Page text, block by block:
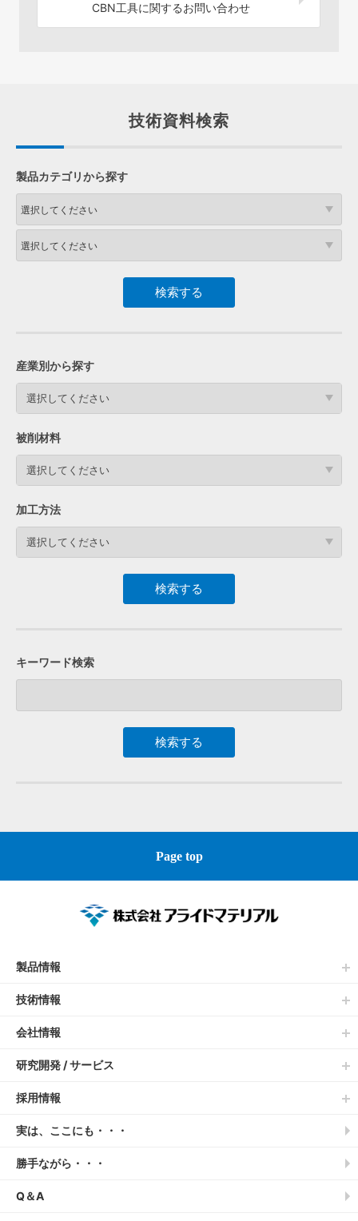
CBN工具に関するお問い合わせ
技術資料検索
製品カテゴリから探す
産業別から探す
選択してください
被削材料
選択してください
加工方法
選択してください
キーワード検索
Page top
製品情報
技術情報
会社情報
研究開発 / サービス
採用情報
実は、ここにも・・・
勝手ながら・・・
Q＆A